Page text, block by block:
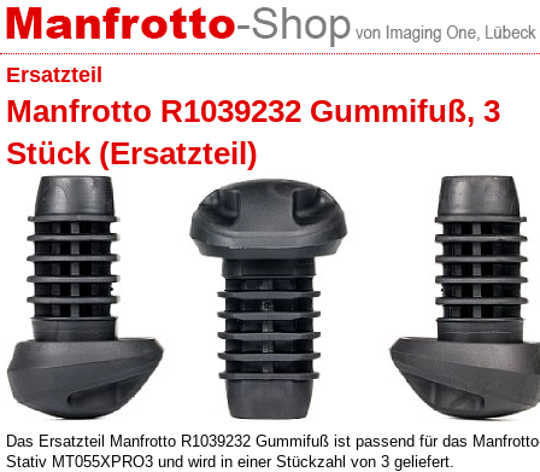
Ersatzteil
Manfrotto R1039232 Gummifuß, 3
Stück (Ersatzteil)
Das Ersatzteil Manfrotto R1039232 Gummifuß ist passend für das
Stativ MT055XPRO3 und wird in einer Stückzahl von 3 geliefert.